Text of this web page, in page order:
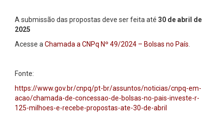
A submissão das propostas deve ser feita até 30 de abril de
2025
Acesse a Chamada a CNPq Nº 49/2024 – Bolsas no País
Fonte:
https://www.gov.br/cnpq/pt-br/assuntos/noticias/cnpq-em-
acao/chamada-de-concessao-de-bolsas-no-pais-investe-r-
125-milhoes-e-recebe-propostas-ate-30-de-abril